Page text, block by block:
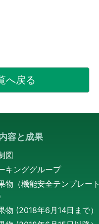
へ戻る
容と成果
図
キンググループ
物（機能安全テンプレート
物 (2018年6月14日まで）